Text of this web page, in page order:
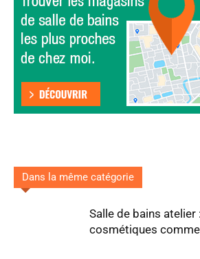
Dans la même catégorie
Salle de bains
cosmétiques